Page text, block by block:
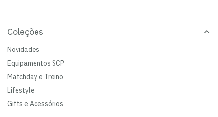
Coleções
Novidades
Equipamentos SCP
Matchday e Treino
Lifestyle
Gifts e Acessórios